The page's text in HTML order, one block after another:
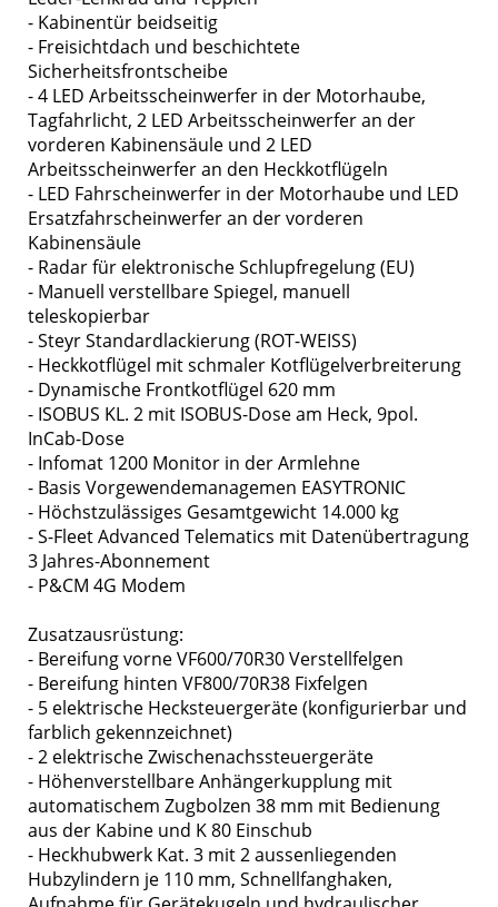
- Kabinentür beidseitig
- Freisichtdach und beschichtete
Sicherheitsfrontscheibe
- 4 LED Arbeitsscheinwerfer in der Motorhaube,
Tagfahrlicht, 2 LED Arbeitsscheinwerfer an der
vorderen Kabinensäule und 2 LED
Arbeitsscheinwerfer an den Heckkotflügeln
- LED Fahrscheinwerfer in der Motorhaube und LED
Ersatzfahrscheinwerfer an der vorderen
Kabinensäule
- Radar für elektronische Schlupfregelung (EU)
- Manuell verstellbare Spiegel, manuell
teleskopierbar
- Steyr Standardlackierung (ROT-WEISS)
- Heckkotflügel mit schmaler Kotflügelverbreiterung
- Dynamische Frontkotflügel 620 mm
- ISOBUS KL. 2 mit ISOBUS-Dose am Heck, 9pol.
InCab-Dose
- Infomat 1200 Monitor in der Armlehne
- Basis Vorgewendemanagemen EASYTRONIC
- Höchstzulässiges Gesamtgewicht 14.000 kg
- S-Fleet Advanced Telematics mit Datenübertragung
3 Jahres-Abonnement
- P&CM 4G Modem
Zusatzausrüstung:
- Bereifung vorne VF600/70R30 Verstellfelgen
- Bereifung hinten VF800/70R38 Fixfelgen
- 5 elektrische Hecksteuergeräte (konfigurierbar und
farblich gekennzeichnet)
- 2 elektrische Zwischenachssteuergeräte
- Höhenverstellbare Anhängerkupplung mit
automatischem Zugbolzen 38 mm mit Bedienung
aus der Kabine und K 80 Einschub
- Heckhubwerk Kat. 3 mit 2 aussenliegenden
Hubzylindern je 110 mm, Schnellfanghaken,